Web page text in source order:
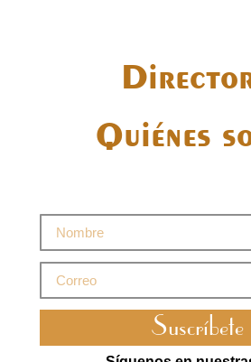
Quiénes
Suscríbete